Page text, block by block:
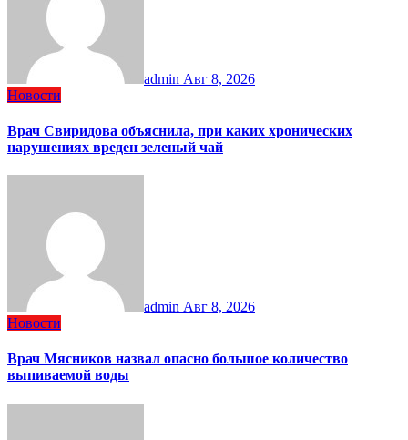
admin Авг 8, 2026
Новости
Врач Свиридова объяснила, при каких хронических
нарушениях вреден зеленый чай
admin Авг 8, 2026
Новости
Врач Мясников назвал опасно большое количество
выпиваемой воды